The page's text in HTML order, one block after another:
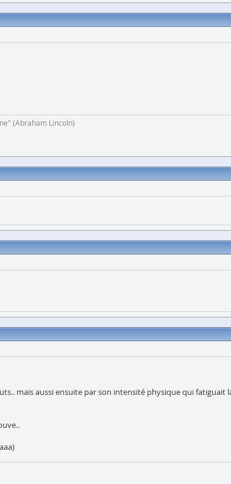
(Abraham Lincoln)
mais aussi ensuite par son intensité physique qui fatiguait